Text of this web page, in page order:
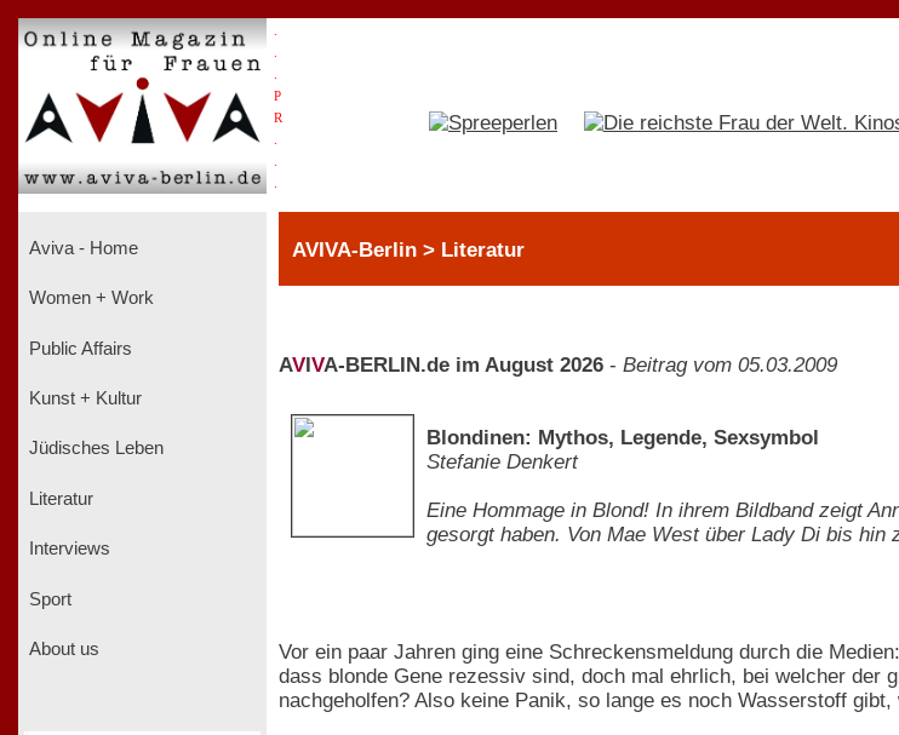
P
R
Aviva - Home
Women + Work
Public Affairs
Kunst + Kultur
Jüdisches Leben
Literatur
Interviews
Sport
About us
AVIVA-Berlin > Literatur
AV VA-BERLIN.de im August 2026 - Beitrag vom 05.03.2009
Blondinen: Mythos, Legende, Sexsymbol
Stefanie Denkert
Eine Hommage in Blond! In ihrem Bildband zeigt
gesorgt haben. Von Mae West über Lady Di bis hin
Vor ein paar Jahren ging eine Schreckensmeldung durch die Medien:
dass blonde Gene rezessiv sind, doch mal ehrlich, bei welcher der
nachgeholfen? Also keine Panik, so lange es noch Wasserstoff